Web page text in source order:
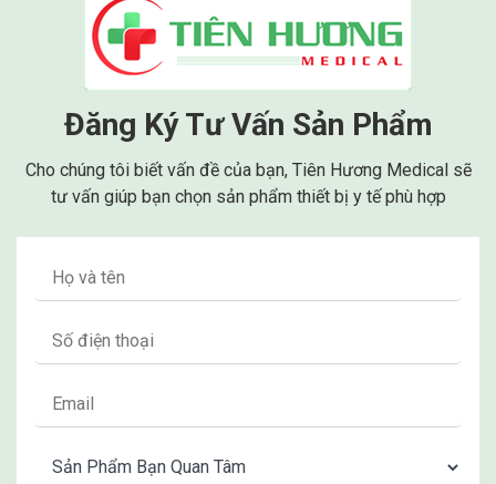
Máy tạo oxy Kingon
Máy tạo oxy Reiwa
ĐÁNH GIÁ MÁY TẠO KHÍ OXY
Đăng Ký Tư Vấn Sản Phẩm
Cho chúng tôi biết vấn đề của bạn, Tiên Hương Medical sẽ
tư vấn giúp bạn chọn sản phẩm thiết bị y tế phù hợp